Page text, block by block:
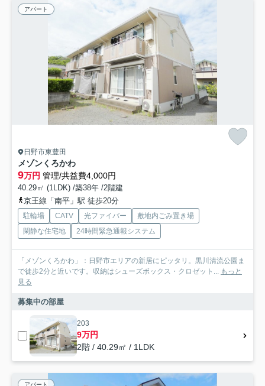
アパート
日野市東豊田
メゾンくろかわ
9万円 管理/共益費4,000円
40.29㎡ (1LDK) /築38年 /2階建
京王線「南平」駅 徒歩20分
駐輪場 CATV 光ファイバー
敷地内ごみ置き場
閑静な住宅地
24時間緊急通報システム
「メゾンくろかわ」：日野市エリアの新居にピッタリ。黒川清流公園ま
で徒歩2分と近いです。収納はシューズボックス・クロゼット... もっと
見る
募集中の部屋
203
9万円
2階 / 40.29㎡ / 1LDK